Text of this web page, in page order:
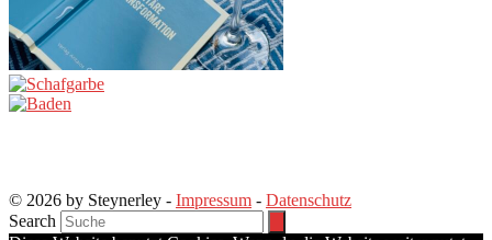
© 2026 by Steynerley - Impressum - Datenschutz
Search